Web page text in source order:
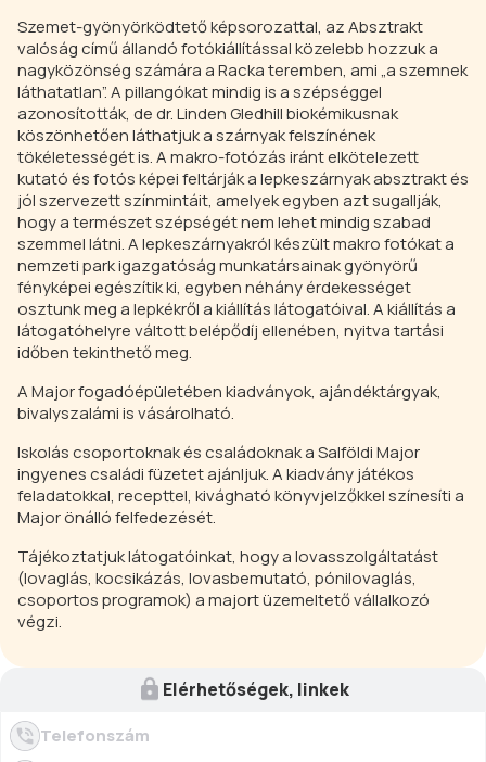
Szemet-gyönyörködtető képsorozattal, az Absztrakt
valóság című állandó fotókiállítással közelebb hozzuk a
nagyközönség számára a Racka teremben, ami „a szemnek
láthatatlan”. A pillangókat mindig is a szépséggel
azonosították, de dr. Linden Gledhill biokémikusnak
köszönhetően láthatjuk a szárnyak felszínének
tökéletességét is. A makro-fotózás iránt elkötelezett
kutató és fotós képei feltárják a lepkeszárnyak absztrakt és
jól szervezett színmintáit, amelyek egyben azt sugallják,
hogy a természet szépségét nem lehet mindig szabad
szemmel látni. A lepkeszárnyakról készült makro fotókat a
nemzeti park igazgatóság munkatársainak gyönyörű
fényképei egészítik ki, egyben néhány érdekességet
osztunk meg a lepkékről a kiállítás látogatóival. A kiállítás a
látogatóhelyre váltott belépődíj ellenében, nyitva tartási
időben tekinthető meg.
A Major fogadóépületében kiadványok, ajándéktárgyak,
bivalyszalámi is vásárolható.
Iskolás csoportoknak és családoknak a Salföldi Major
ingyenes családi füzetet ajánljuk. A kiadvány játékos
feladatokkal, recepttel, kivágható könyvjelzőkkel színesíti a
Major önálló felfedezését.
Tájékoztatjuk látogatóinkat, hogy a lovasszolgáltatást
(lovaglás, kocsikázás, lovasbemutató, pónilovaglás,
csoportos programok) a majort üzemeltető vállalkozó
végzi.
Elérhetőségek, linkek
Telefonszám